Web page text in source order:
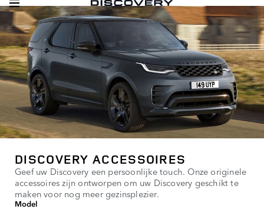
DISCOVERY ACCESSOIRES
Geef uw Discovery een persoonlijke touch. Onze originele
accessoires zijn ontworpen om uw Discovery geschikt te
maken voor nog meer gezinsplezier.
Model